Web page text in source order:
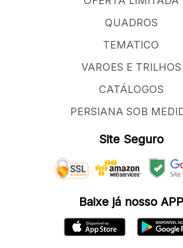
QUADROS
TEMATICO
VAROES E TRILHOS
CATÁLOGOS
PERSIANA SOB
Site Seguro
Baixe já nosso APP